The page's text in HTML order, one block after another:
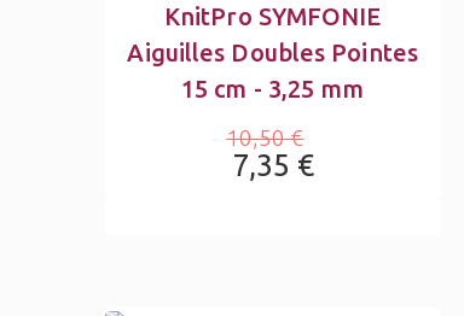
KnitPro SYMFONIE
Aiguilles Doubles Pointes
15 cm - 3,25 mm
10,50 €
7,35 €